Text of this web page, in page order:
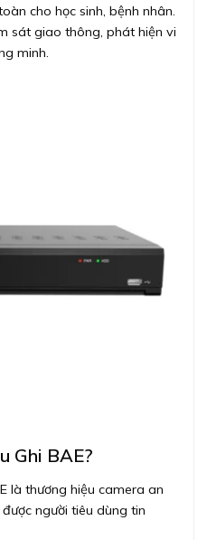
cho học sinh, bệnh nhân.
sát giao thông, phát hiện vi
minh.
Ghi BAE?
là thương hiệu camera an
người tiêu dùng tin